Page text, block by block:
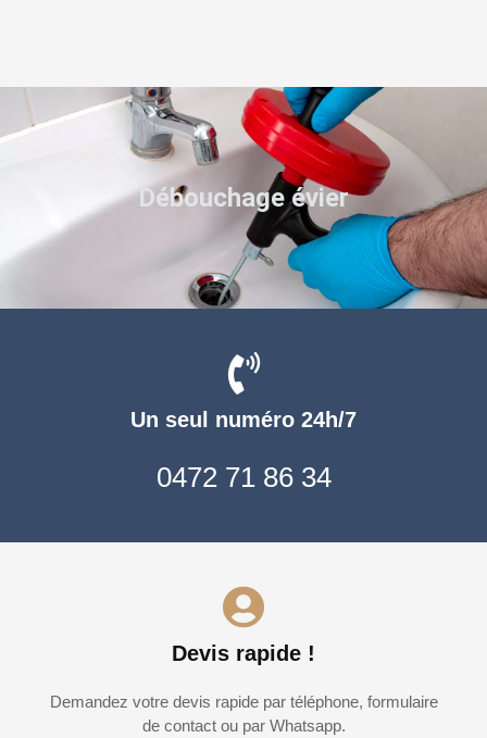
Un seul numéro 24h/7
0472 71 86 34
Devis rapide !
Demandez votre devis rapide par téléphone, formulaire
de contact ou par Whatsapp.
Débouchage évier